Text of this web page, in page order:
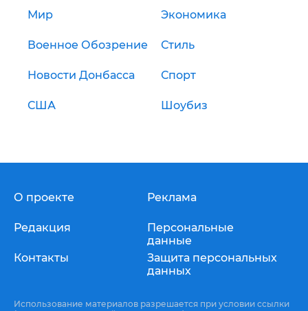
Мир Экономика
Военное Обозрение Стиль
Новости Донбасса Спорт
США Шоубиз
О проекте
Редакция
Контакты
Реклама
Персональные
данные
Защита персональных
данных
Использование материалов разрешается при условии ссылки